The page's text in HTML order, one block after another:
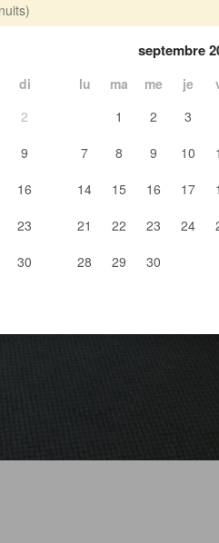
di
2
9
16
23
30
septembre
lu ma me je
1
2 3
7
8 9 10
14
15 16 17
21
22 23 24
28
29 30